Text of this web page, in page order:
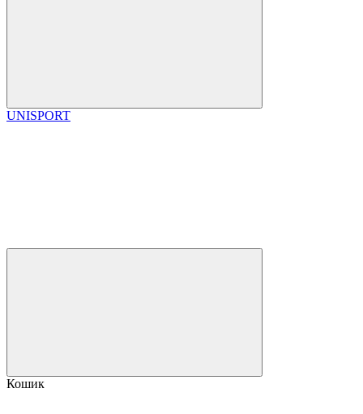
UNISPORT
Кошик